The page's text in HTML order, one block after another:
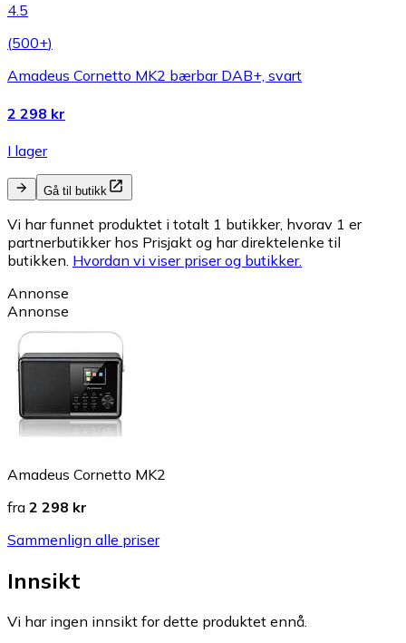
4.5
(500+)
Amadeus Cornetto MK2 bærbar DAB+, svart
2 298 kr
I lager
Gå til butikk
Vi har funnet produktet i totalt 1 butikker, hvorav 1 er
partnerbutikker hos Prisjakt og har direktelenke til
butikken. Hvordan vi viser priser og butikker.
Annonse
Annonse
Amadeus Cornetto MK2
fra 2 298 kr
Sammenlign alle priser
Innsikt
Vi har ingen innsikt for dette produktet ennå.